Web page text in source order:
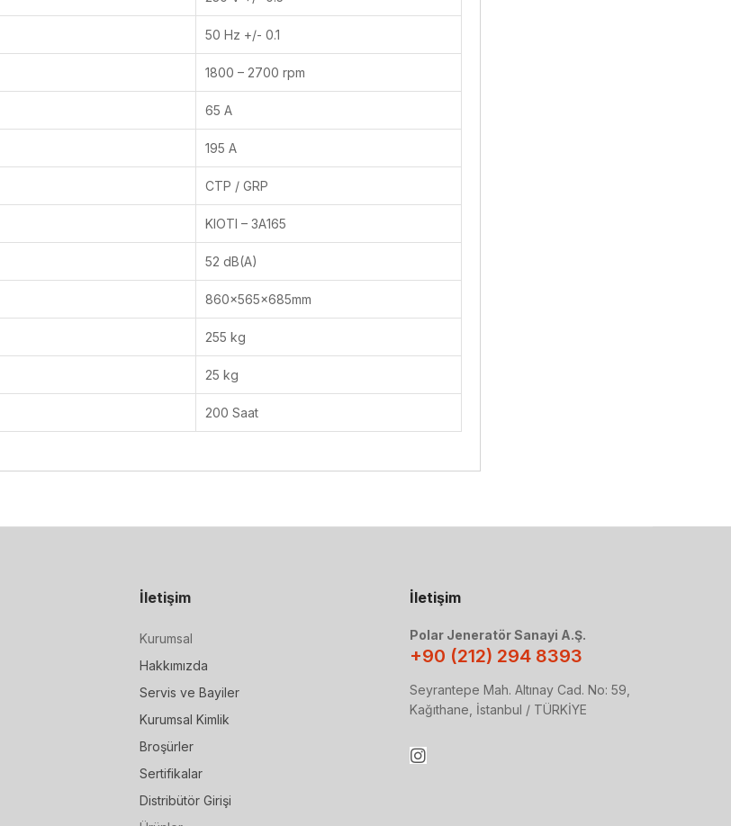
50 Hz +/- 0.1
1800 – 2700 rpm
65 A
195 A
CTP / GRP
KIOTI – 3A165
52 dB(A)
860x565x685mm
255 kg
25 kg
200 Saat
İletişim
Kurumsal
Hakkımızda
Servis ve Bayiler
Kurumsal Kimlik
Broşürler
Sertifikalar
Distribütör Girişi
İletişim
Polar Jeneratör Sanayi A.Ş.
+90 (212) 294 8393
Seyrantepe Mah. Altınay Cad. No: 59,
Kağıthane, İstanbul / TÜRKİYE